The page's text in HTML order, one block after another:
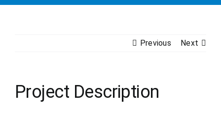
Previous Next
Project Description